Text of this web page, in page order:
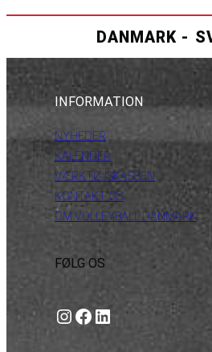
DANMARK -
INFORMATION
NYHEDER
KALENDER
VÆRKTØJSKASSEN
KONTAKT OS
OM VOLLEYBALL DANMARK
FØLG OS
Instagram https://www.facebook.com/danishbeachvolleytour LinkedIn